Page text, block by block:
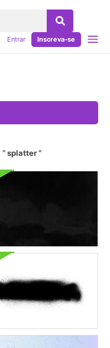
Entrar Inscreva-se
splatter